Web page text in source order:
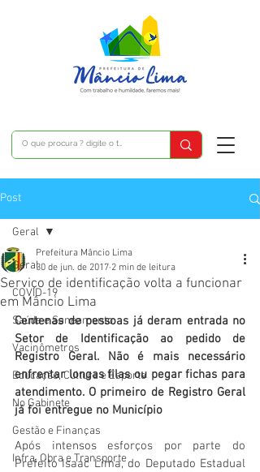
Post
Geral
COVID-19
Saúde e Saneamento
Vacinômetros
Educação, Cultura e Esporte
No Gabinete
Gestão e Finanças
Infra, Obra e Transporte
Geral
Serviço de identificação volta a funcionar
em Mâncio Lima
Prefeitura Mâncio Lima
30 de jun. de 2017 2 min de leitura
Centenas de pessoas já deram entrada no
Setor de Identificação ao pedido de
Registro Geral. Não é mais necessário
enfrentar longas filas ou pegar fichas para
atendimento. O primeiro de Registro Geral
já foi entregue no Município
Após intensos esforços por parte do
Prefeito Isaac Lima, do Deputado Estadual